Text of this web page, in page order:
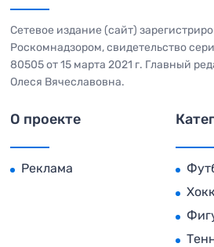
Сетевое издание (сайт)
Роскомнадзором, свидетельство
80505 от 15 марта 2021 г. Главный
Олеся Вячеславовна.
О проекте
Реклама